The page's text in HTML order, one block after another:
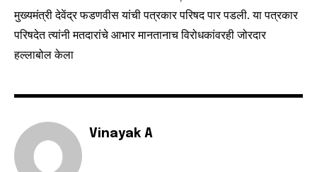
6,300
मुख्यमंत्री देवेंद्र फडणवीस यांची पत्रकार परिषद पार पडली. या पत्रकार
परिषदेत त्यांनी मतदारांचे आभार मानतानाच विरोधकांवरही जोरदार
हल्लाबोल केला
Vinayak A